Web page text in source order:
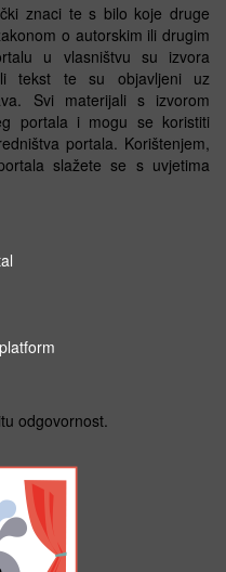
znaci te s bilo koje druge
o autorskim ili drugim
u vlasništvu su izvora
tekst te su objavljeni uz
Svi materijali s izvorom
portala i mogu se koristiti
portala. Korištenjem,
slažete se s uvjetima
odgovornost.